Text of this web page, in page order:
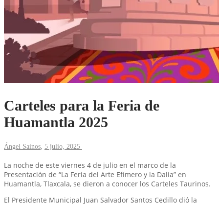
Carteles para la Feria de
Huamantla 2025
Ángel Sainos, 5 julio, 2025
La noche de este viernes 4 de julio en el marco de la
Presentación de “La Feria del Arte Efímero y la Dalia” en
Huamantla, Tlaxcala, se dieron a conocer los Carteles Taurinos.
El Presidente Municipal Juan Salvador Santos Cedillo dió la